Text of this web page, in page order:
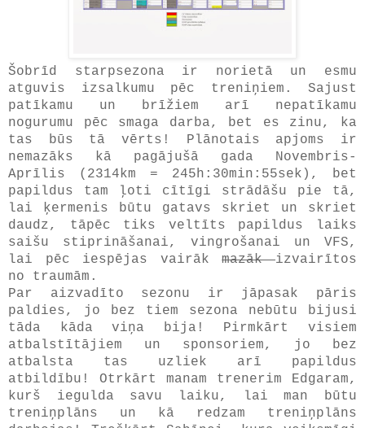
Šobrīd starpsezona ir norietā un esmu
atguvis izsalkumu pēc treniņiem. Sajust
patīkamu un brīžiem arī nepatīkamu
nogurumu pēc smaga darba, bet es zinu, ka
tas būs tā vērts! Plānotais apjoms ir
nemazāks kā pagājušā gada Novembris-
Aprīlis (2314km = 245h:30min:55sek), bet
papildus tam ļoti cītīgi strādāšu pie tā,
lai ķermenis būtu gatavs skriet un skriet
daudz, tāpēc tiks veltīts papildus laiks
saišu stiprināšanai, vingrošanai un VFS,
lai pēc iespējas vairākmazākizvairītos
no traumām.
Par aizvadīto sezonu ir jāpasak pāris
paldies, jo bez tiem sezona nebūtu bijusi
tāda kāda viņa bija! Pirmkārt visiem
atbalstītājiem un sponsoriem, jo bez
atbalsta tas uzliek arī papildus
atbildību! Otrkārt manam trenerim Edgaram,
kurš iegulda savu laiku, lai man būtu
treniņplāns un kā redzam treniņplāns